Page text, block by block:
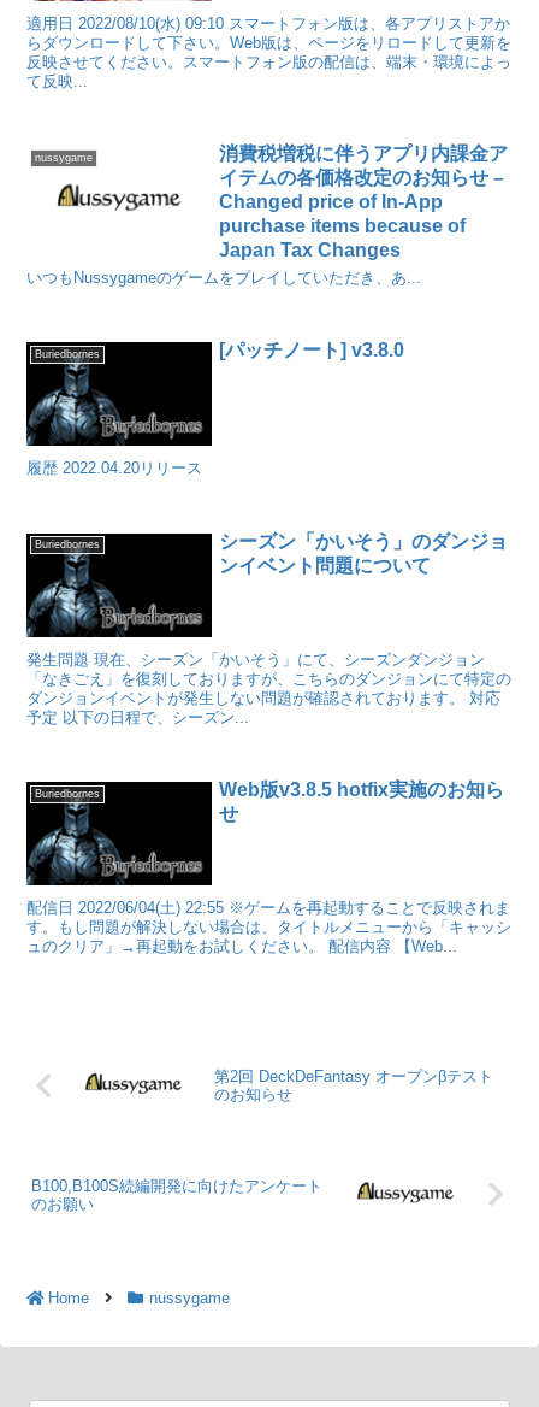
適用日 2022/08/10(水) 09:10 スマートフォン版は、各アプリストアか
らダウンロードして下さい。Web版は、ページをリロードして更新を
反映させてください。スマートフォン版の配信は、端末・環境によっ
て反映...
nussygame
消費税増税に伴うアプリ内課金ア
イテムの各価格改定のお知らせ –
Changed price of In-App
purchase items because of
Japan Tax Changes
いつもNussygameのゲームをプレイしていただき、あ...
Buriedbornes [パッチノート] v3.8.0
履歴 2022.04.20リリース
Buriedbornes
シーズン「かいそう」のダンジョ
ンイベント問題について
発生問題 現在、シーズン「かいそう」にて、シーズンダンジョン
「なきごえ」を復刻しておりますが、こちらのダンジョンにて特定の
ダンジョンイベントが発生しない問題が確認されております。 対応
予定 以下の日程で、シーズン...
Buriedbornes
Web版v3.8.5 hotfix実施のお知ら
せ
配信日 2022/06/04(土) 22:55 ※ゲームを再起動することで反映されま
す。もし問題が解決しない場合は、タイトルメニューから「キャッシ
ュのクリア」→再起動をお試しください。 配信内容 【Web...
第2回 DeckDeFantasy オープンβテスト
のお知らせ
B100,B100S続編開発に向けたアンケート
のお願い
Home nussygame